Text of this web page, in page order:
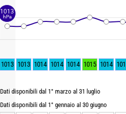
1013 1013 1014 1014 1014 1015 1014
Dati disponibili dal 1° marzo al 31 luglio
Dati disponibili dal 1° gennaio al 30 giugno
1013
hPa